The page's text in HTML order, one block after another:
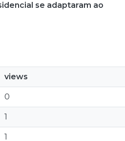
se adaptaram ao
views
0
1
1